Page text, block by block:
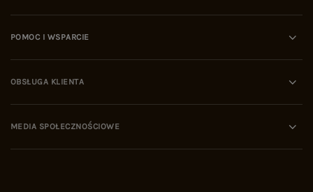
POMOC I WSPARCIE
OBSŁUGA KLIENTA
MEDIA SPOŁECZNOŚCIOWE